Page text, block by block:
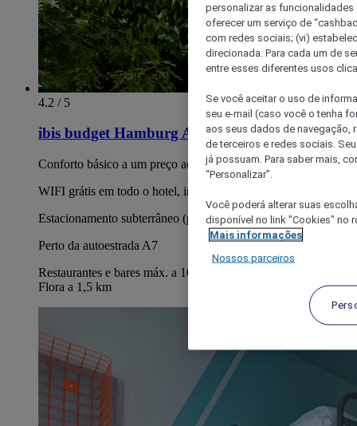
4.2 / 5
ibis budget Hamburg Altona
Conforto básico a um preço acessível
WIFI grátis em todo o hotel, incluindo no seu quarto
Estacionamento subterrâneo (pago) no hotel
Perto da autoestrada A7
Restaurantes e bares máx. a 10 minutos do hotel, Teatro Neue
Flora a 1,5 km
personalizar as
oferecer um serviço de
com redes sociais; (vi)
direcionada. Para cada um de
entre esses diferentes usos
Se você aceitar o uso de
seu e-mail (caso você o tenha
aos seus dados de navegação,
de terceiros e redes sociais.
já possuam. Para saber mais,
“Personalizar”.
Você poderá alterar suas
disponível no link "Cookies" no
Mais informações
Nossos parceiros